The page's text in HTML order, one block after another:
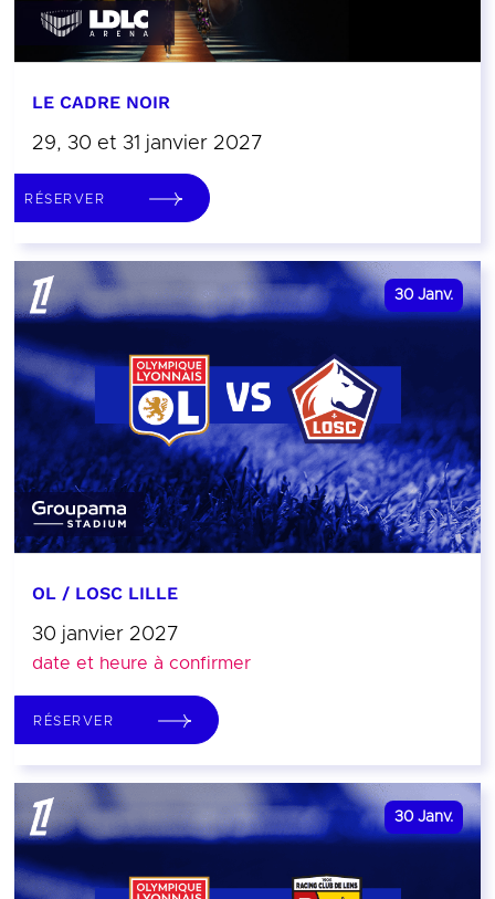
LE CADRE NOIR
29, 30 et 31 janvier 2027
RÉSERVER
30 Janv.
OL / LOSC LILLE
30 janvier 2027
date et heure à confirmer
RÉSERVER
30 Janv.